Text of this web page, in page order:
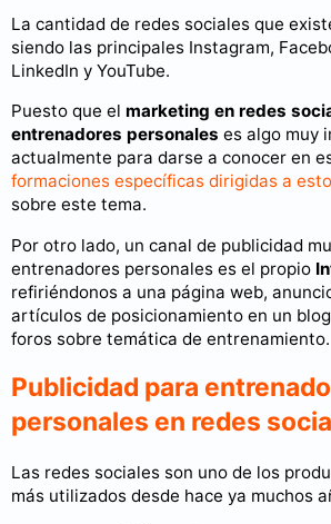
La cantidad de redes sociales que
siendo las principales Instagram,
LinkedIn y YouTube.
Puesto que el marketing en redes
entrenadores personales es algo muy
actualmente para darse a conocer en
formaciones específicas dirigidas a
sobre este tema.
Por otro lado, un canal de publicidad
entrenadores personales es el propio
refiriéndonos a una página web,
artículos de posicionamiento en un
foros sobre temática de entrenamiento.
Publicidad para
personales en redes
Las redes sociales son uno de los
más utilizados desde hace ya muchos